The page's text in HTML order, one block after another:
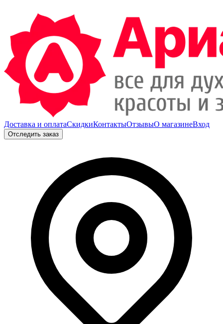
Доставка и оплатаСкидкиКонтактыОтзывыО магазинеВход
Отследить заказ